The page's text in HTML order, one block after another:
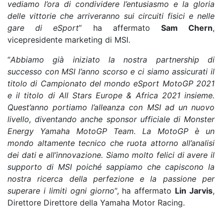
vediamo l’ora di condividere l’entusiasmo e la gloria
delle vittorie che arriveranno sui circuiti fisici e nelle
gare di eSport” ha affermato Sam Chern,
vicepresidente marketing di MSI.
“Abbiamo già iniziato la nostra partnership di
successo con MSI l’anno scorso e ci siamo assicurati il
titolo di Campionato del mondo eSport MotoGP 2021
e il titolo di All Stars Europe & Africa 2021 insieme.
Quest’anno portiamo l’alleanza con MSI ad un nuovo
livello, diventando anche sponsor ufficiale di Monster
Energy Yamaha MotoGP Team. La MotoGP è un
mondo altamente tecnico che ruota attorno all’analisi
dei dati e all’innovazione. Siamo molto felici di avere il
supporto di MSI poiché sappiamo che capiscono la
nostra ricerca della perfezione e la passione per
superare i limiti ogni giorno“, ha affermato Lin Jarvis,
Direttore Direttore della Yamaha Motor Racing.